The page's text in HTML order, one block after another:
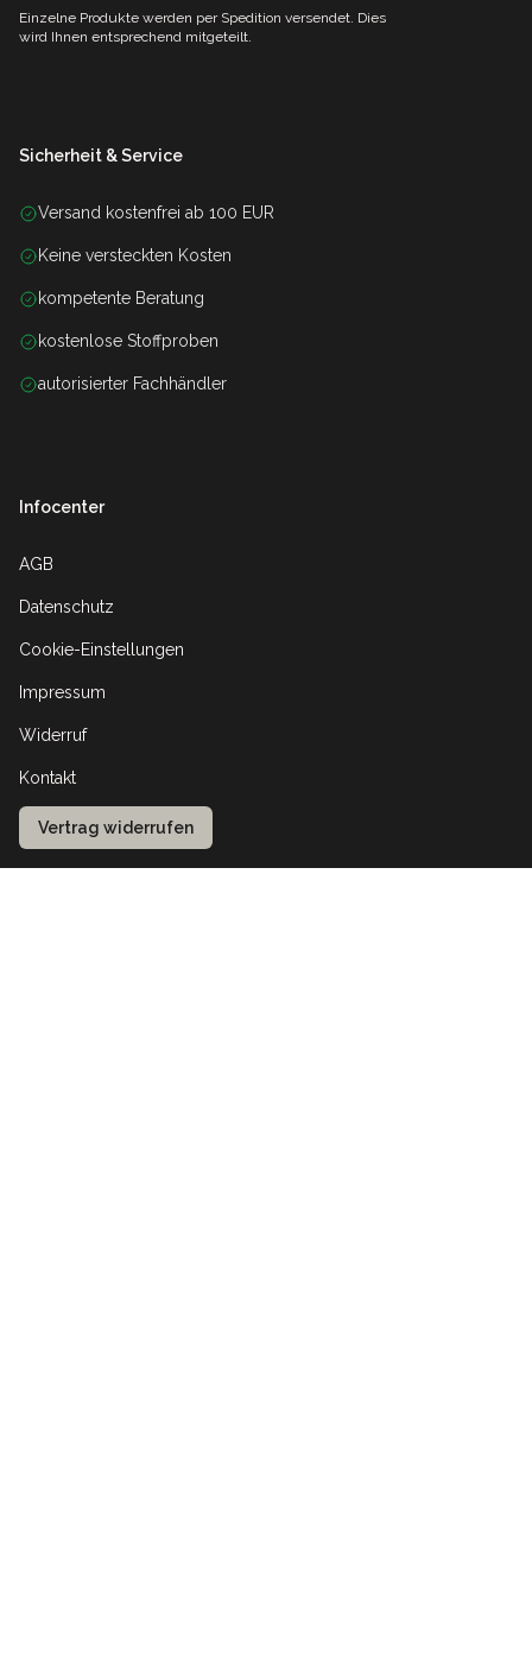
Einzelne Produkte werden per Spedition versendet. Dies
wird Ihnen entsprechend mitgeteilt.
Sicherheit & Service
Versand kostenfrei ab 100 EUR
Keine versteckten Kosten
kompetente Beratung
kostenlose Stoffproben
autorisierter Fachhändler
Infocenter
AGB
Datenschutz
Cookie-Einstellungen
Impressum
Widerruf
Kontakt
Vertrag widerrufen